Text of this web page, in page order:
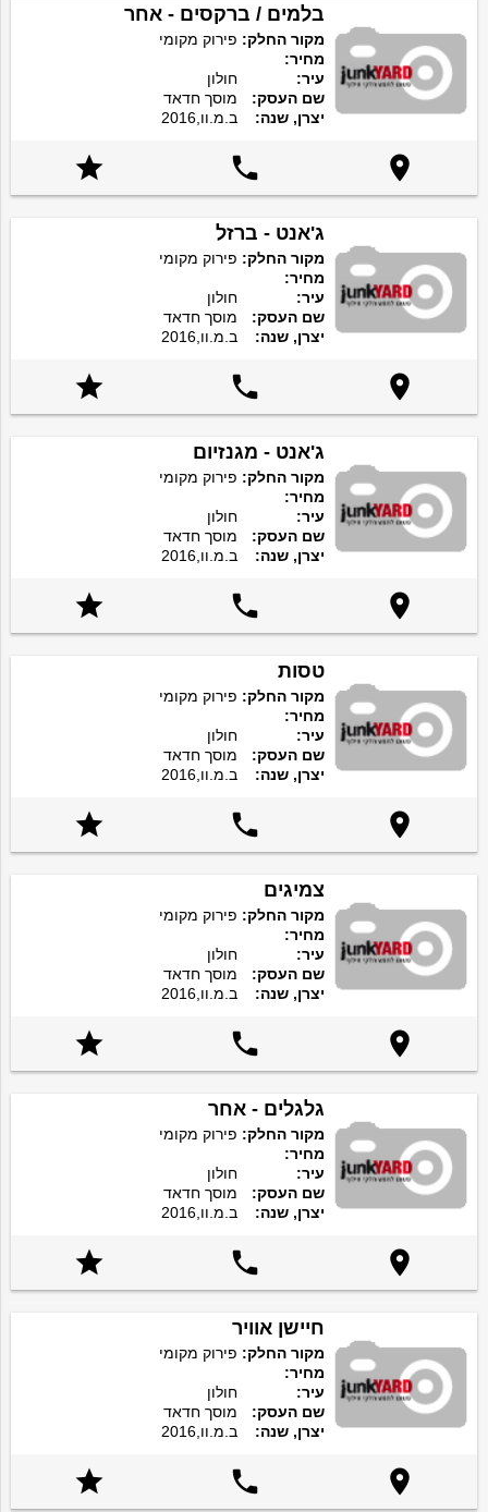
בלמים / ברקסים - אחר
מקור החלק: פירוק מקומי
מחיר:
עיר:
חולון
שם העסק:
מוסך חדאד
יצרן, שנה:
ב.מ.וו,2016



ג'אנט - ברזל
מקור החלק: פירוק מקומי
מחיר:
עיר:
חולון
שם העסק:
מוסך חדאד
יצרן, שנה:
ב.מ.וו,2016



ג'אנט - מגנזיום
מקור החלק: פירוק מקומי
מחיר:
עיר:
חולון
שם העסק:
מוסך חדאד
יצרן, שנה:
ב.מ.וו,2016



טסות
מקור החלק: פירוק מקומי
מחיר:
עיר:
חולון
שם העסק:
מוסך חדאד
יצרן, שנה:
ב.מ.וו,2016



צמיגים
מקור החלק: פירוק מקומי
מחיר:
עיר:
חולון
שם העסק:
מוסך חדאד
יצרן, שנה:
ב.מ.וו,2016



גלגלים - אחר
מקור החלק: פירוק מקומי
מחיר:
עיר:
חולון
שם העסק:
מוסך חדאד
יצרן, שנה:
ב.מ.וו,2016



חיישן אוויר
מקור החלק: פירוק מקומי
מחיר:
עיר:
חולון
שם העסק:
מוסך חדאד
יצרן, שנה:
ב.מ.וו,2016


